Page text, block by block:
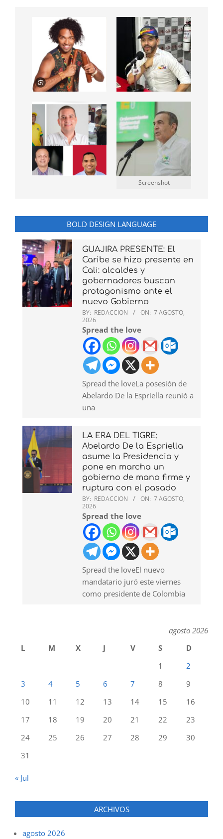
Screenshot
BOLD DESIGN LANGUAGE
GUAJIRA PRESENTE: El
Caribe se hizo presente en
Cali: alcaldes y
gobernadores buscan
protagonismo ante el
nuevo Gobierno
BY: REDACCION ON: 7 AGOSTO,
2026
Spread the love
Spread the loveLa posesión de
Abelardo De la Espriella reunió a
una
LA ERA DEL TIGRE:
Abelardo De la Espriella
asume la Presidencia y
pone en marcha un
gobierno de mano firme y
ruptura con el pasado
BY: REDACCION ON: 7 AGOSTO,
2026
Spread the love
Spread the loveEl nuevo
mandatario juró este viernes
como presidente de Colombia
agosto 2026
L
M X J V S
D
1
2
3
4 5 6 7 8
9
10
11 12 13 14 15
16
17
18 19 20 21 22
23
24
25 26 27 28 29
30
31
« Jul
ARCHIVOS
agosto 2026